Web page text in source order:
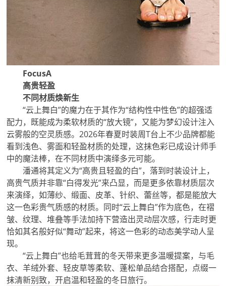
FocusA
高贵轻盈
不同材质焕新生
“云上舞白”的魔力在于其作为“结构性中性色”的超强适
配力，既能成为柔软材质的“放大镜”，又能为梦幻设计注入
云雾般的空灵质感。2026年春夏时装周T台上不少品牌都能
看到浅色、雾面和轻盈材质的处理，这抹色彩已成设计师手
中的魔法棒，在不同材质中演绎多元可能。
潘通将其定义为“高贵且轻盈的白”，落到时装设计上，
高贵气质并非靠“白得发光”来凸显，而是更多依靠材质层次
来演绎，如薄纱、缎面、皮革、针织、蕾丝等，都是能放大
这一色彩贵气质感的材质。同时“云上舞白”作为底色，在褶
皱、纹理、堆叠等手法加持下营造出灵动层次感，行走时更
恰如其名般好似“舞动”起来，将这一色彩的动态美学动人呈
现。
“云上舞白”也给毛茸茸的冬天带来更多温暖提案，与毛
衣、羊绒外套、轻皮草等柔软、蓬松单品结合搭配，点缀一
抹清新别致，开启温和轻盈的冬日旅行。